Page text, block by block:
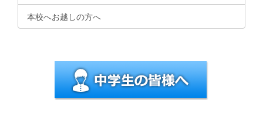
本校へお越しの方へ